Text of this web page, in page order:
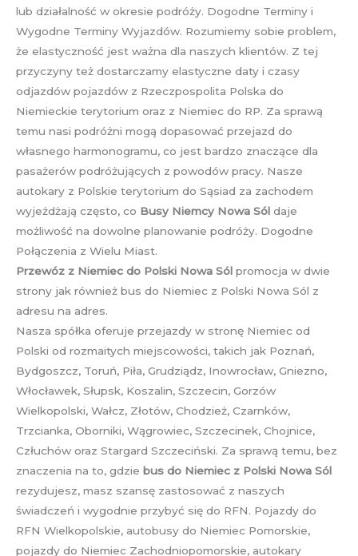
lub działalność w okresie podróży. Dogodne Terminy i
Wygodne Terminy Wyjazdów. Rozumiemy sobie problem,
że elastyczność jest ważna dla naszych klientów. Z tej
przyczyny też dostarczamy elastyczne daty i czasy
odjazdów pojazdów z Rzeczpospolita Polska do
Niemieckie terytorium oraz z Niemiec do RP. Za sprawą
temu nasi podróżni mogą dopasować przejazd do
własnego harmonogramu, co jest bardzo znaczące dla
pasażerów podróżujących z powodów pracy. Nasze
autokary z Polskie terytorium do Sąsiad za zachodem
wyjeżdżają często, co Busy Niemcy Nowa Sól daje
możliwość na dowolne planowanie podróży. Dogodne
Połączenia z Wielu Miast.
Przewóz z Niemiec do Polski Nowa Sól promocja w dwie
strony jak również bus do Niemiec z Polski Nowa Sól z
adresu na adres.
Nasza spółka oferuje przejazdy w stronę Niemiec od
Polski od rozmaitych miejscowości, takich jak Poznań,
Bydgoszcz, Toruń, Piła, Grudziądz, Inowrocław, Gniezno,
Włocławek, Słupsk, Koszalin, Szczecin, Gorzów
Wielkopolski, Wałcz, Złotów, Chodzież, Czarnków,
Trzcianka, Oborniki, Wągrowiec, Szczecinek, Chojnice,
Człuchów oraz Stargard Szczeciński. Za sprawą temu, bez
znaczenia na to, gdzie bus do Niemiec z Polski Nowa Sól
rezydujesz, masz szansę zastosować z naszych
świadczeń i wygodnie przybyć się do RFN. Pojazdy do
RFN Wielkopolskie, autobusy do Niemiec Pomorskie,
pojazdy do Niemiec Zachodniopomorskie, autokary